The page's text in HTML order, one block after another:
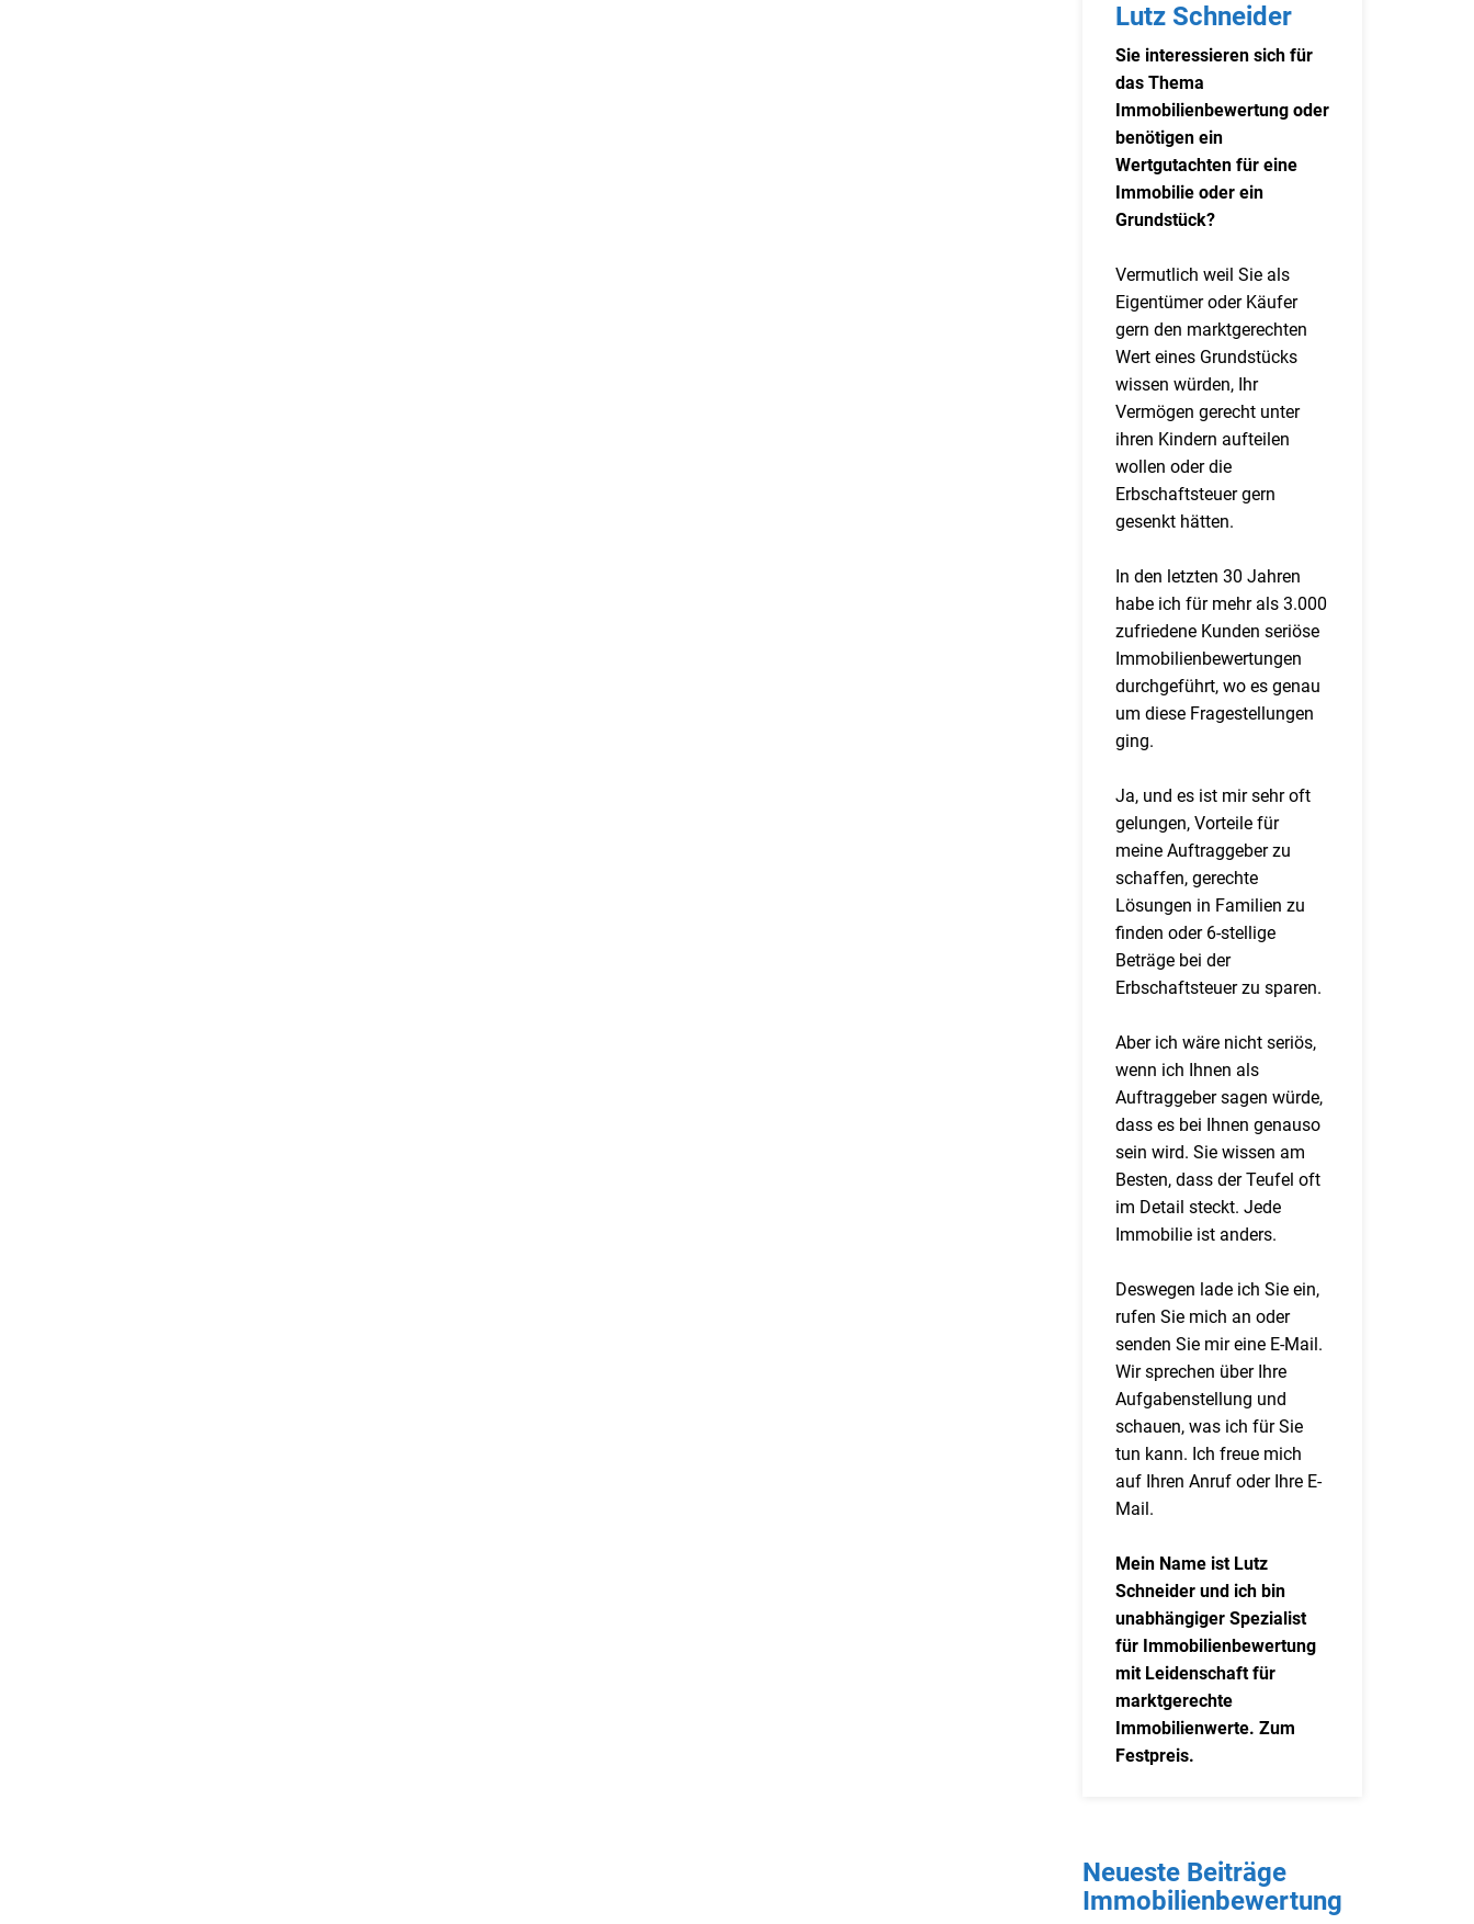
Lutz Schneider
Sie interessieren sich für
das Thema
Immobilienbewertung oder
benötigen ein
Wertgutachten für eine
Immobilie oder ein
Grundstück?
Vermutlich weil Sie als
Eigentümer oder Käufer
gern den marktgerechten
Wert eines Grundstücks
wissen würden, Ihr
Vermögen gerecht unter
ihren Kindern aufteilen
wollen oder die
Erbschaftsteuer gern
gesenkt hätten.
In den letzten 30 Jahren
habe ich für mehr als 3.000
zufriedene Kunden seriöse
Immobilienbewertungen
durchgeführt, wo es genau
um diese Fragestellungen
ging.
Ja, und es ist mir sehr oft
gelungen, Vorteile für
meine Auftraggeber zu
schaffen, gerechte
Lösungen in Familien zu
finden oder 6-stellige
Beträge bei der
Erbschaftsteuer zu sparen.
Aber ich wäre nicht seriös,
wenn ich Ihnen als
Auftraggeber sagen würde,
dass es bei Ihnen genauso
sein wird. Sie wissen am
Besten, dass der Teufel oft
im Detail steckt. Jede
Immobilie ist anders.
Deswegen lade ich Sie ein,
rufen Sie mich an oder
senden Sie mir eine E-Mail.
Wir sprechen über Ihre
Aufgabenstellung und
schauen, was ich für Sie
tun kann. Ich freue mich
auf Ihren Anruf oder Ihre E-
Mail.
Mein Name ist Lutz
Schneider und ich bin
unabhängiger Spezialist
für Immobilienbewertung
mit Leidenschaft für
marktgerechte
Immobilienwerte. Zum
Festpreis.
Neueste Beiträge
Immobilienbewertung